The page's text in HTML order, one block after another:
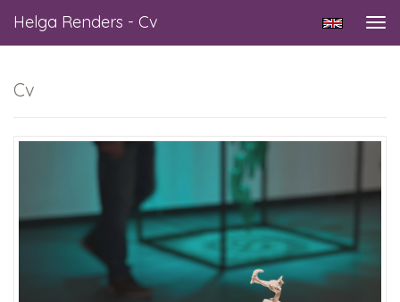
Helga Renders - Cv
Cv